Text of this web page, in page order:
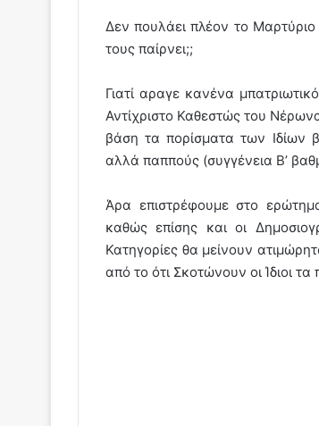
Δεν πουλάει πλέον το
τους παίρνει;;
Γιατί αραγε κανένα
Αντίχριστο Καθεστώς του
βάση τα πορίσματα των Ιδίων
αλλά παππούς (συγγένεια Β’
Άρα επιστρέφουμε στο
καθώς επίσης και οι
Κατηγορίες θα μείνουν
από το ότι Σκοτώνουν οι Ίδιοι